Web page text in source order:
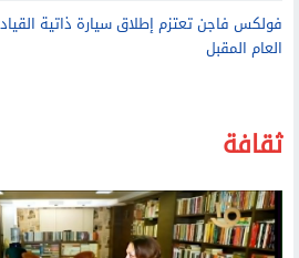
فولكس فاجن تعتزم إطلاق سيارة ذاتية
العام المقبل
ثقافة